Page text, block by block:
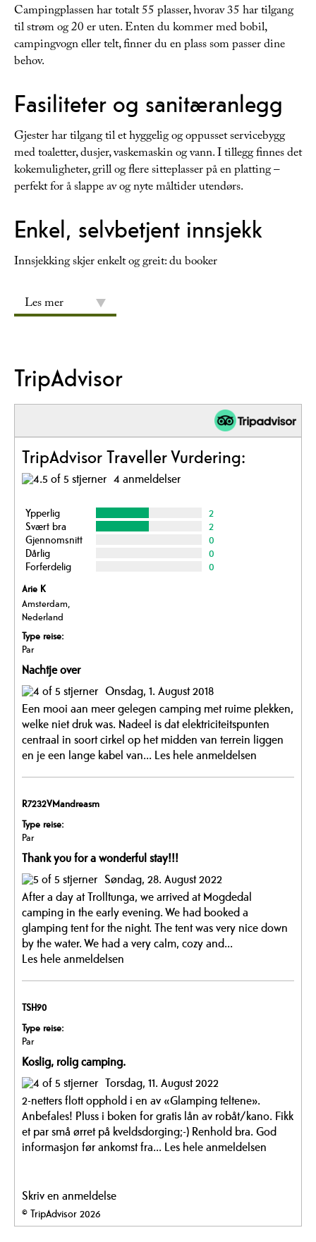
Campingplassen har totalt 55 plasser, hvorav 35 har tilgang
til strøm og 20 er uten. Enten du kommer med bobil,
campingvogn eller telt, finner du en plass som passer dine
behov.
Fasiliteter og sanitæranlegg
Gjester har tilgang til et hyggelig og oppusset servicebygg
med toaletter, dusjer, vaskemaskin og vann. I tillegg finnes det
kokemuligheter, grill og flere sitteplasser på en platting –
perfekt for å slappe av og nyte måltider utendørs.
Enkel, selvbetjent innsjekk
Innsjekking skjer enkelt og greit: du booker
Les mer
TripAdvisor
TripAdvisor Traveller Vurdering:
4 anmeldelser
Ypperlig
2
Svært bra
2
Gjennomsnitt
0
Dårlig
0
Forferdelig
0
Arie K
Amsterdam,
Nederland
Type reise:
Par
Nachtje over
Onsdag, 1. August 2018
Een mooi aan meer gelegen camping met ruime plekken,
welke niet druk was. Nadeel is dat elektriciteitspunten
centraal in soort cirkel op het midden van terrein liggen
en je een lange kabel van... Les hele anmeldelsen
R7232VMandreasm
Type reise:
Par
Thank you for a wonderful stay!!!
Søndag, 28. August 2022
After a day at Trolltunga, we arrived at Mogdedal
camping in the early evening. We had booked a
glamping tent for the night. The tent was very nice down
by the water. We had a very calm, cozy and...
Les hele anmeldelsen
TSH90
Type reise:
Par
Koslig, rolig camping.
Torsdag, 11. August 2022
2-netters flott opphold i en av «Glamping teltene».
Anbefales! Pluss i boken for gratis lån av robåt/kano. Fikk
et par små ørret på kveldsdorging;-) Renhold bra. God
informasjon før ankomst fra... Les hele anmeldelsen
Skriv en anmeldelse
© TripAdvisor 2026